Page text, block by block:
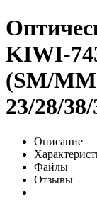
KIWI-
(SM/
23/28/
Описание
Файлы
Отзывы